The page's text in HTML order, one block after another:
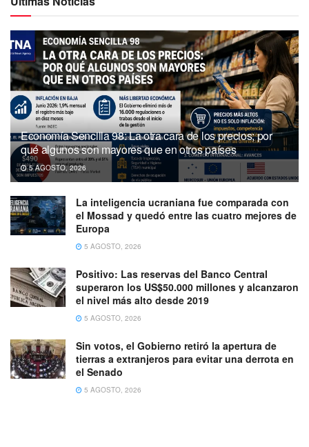
Economía Sencilla 98: La otra cara de los precios; por
qué algunos son mayores que en otros países
5 AGOSTO, 2026
La inteligencia ucraniana fue comparada con
el Mossad y quedó entre las cuatro mejores de
Europa
5 AGOSTO, 2026
Positivo: Las reservas del Banco Central
superaron los US$50.000 millones y alcanzaron
el nivel más alto desde 2019
5 AGOSTO, 2026
Sin votos, el Gobierno retiró la apertura de
tierras a extranjeros para evitar una derrota en
el Senado
5 AGOSTO, 2026